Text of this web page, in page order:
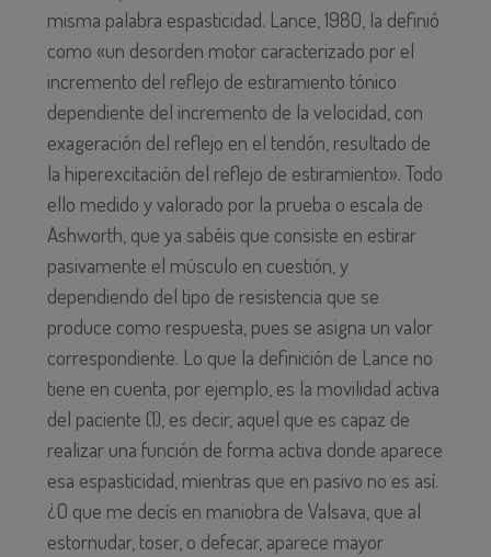
misma palabra espasticidad. Lance, 1980, la definió
como «un desorden motor caracterizado por el
incremento del reflejo de estiramiento tónico
dependiente del incremento de la velocidad, con
exageración del reflejo en el tendón, resultado de
la hiperexcitación del reflejo de estiramiento». Todo
ello medido y valorado por la prueba o escala de
Ashworth, que ya sabéis que consiste en estirar
pasivamente el músculo en cuestión, y
dependiendo del tipo de resistencia que se
produce como respuesta, pues se asigna un valor
correspondiente. Lo que la definición de Lance no
tiene en cuenta, por ejemplo, es la movilidad activa
del paciente (1), es decir, aquel que es capaz de
realizar una función de forma activa donde aparece
esa espasticidad, mientras que en pasivo no es así.
¿O que me decís en maniobra de Valsava, que al
estornudar, toser, o defecar, aparece mayor